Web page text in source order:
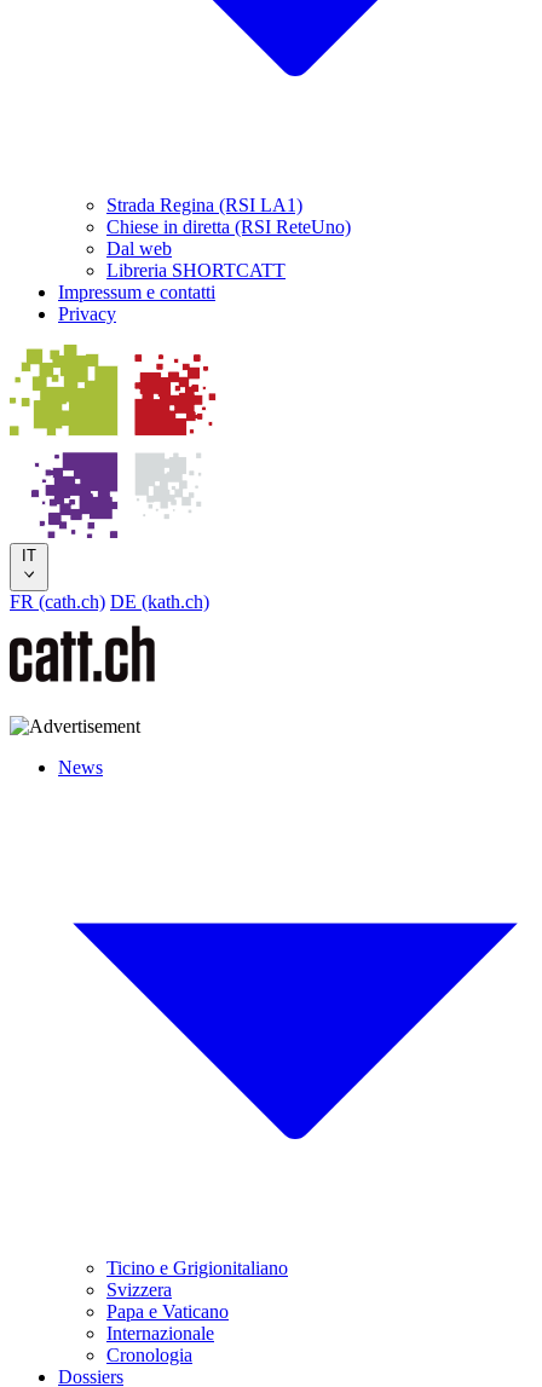
Strada Regina (RSI LA1)
Chiese in diretta (RSI ReteUno)
Dal web
Libreria SHORTCATT
Impressum e contatti
Privacy
IT
FR (cath.ch) DE (kath.ch)
News
Ticino e Grigionitaliano
Svizzera
Papa e Vaticano
Internazionale
Cronologia
Dossiers